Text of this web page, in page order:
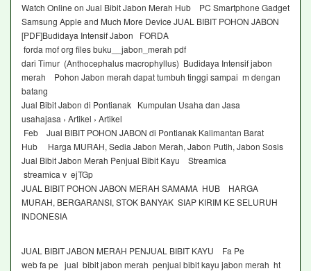
Watch Online on Jual Bibit Jabon Merah Hub PC Smartphone Gadget
Samsung Apple and Much More Device JUAL BIBIT POHON JABON
[PDF]Budidaya Intensif Jabon FORDA
forda mof org files buku__jabon_merah pdf
dari Timur (Anthocephalus macrophyllus) Budidaya Intensif jabon
merah Pohon Jabon merah dapat tumbuh tinggi sampai m dengan
batang
Jual Bibit Jabon di Pontianak Kumpulan Usaha dan Jasa
usahajasa › Artikel › Artikel
Feb Jual BIBIT POHON JABON di Pontianak Kalimantan Barat
Hub Harga MURAH, Sedia Jabon Merah, Jabon Putih, Jabon Sosis
Jual Bibit Jabon Merah Penjual Bibit Kayu Streamica
streamica v ejTGp
JUAL BIBIT POHON JABON MERAH SAMAMA HUB HARGA
MURAH, BERGARANSI, STOK BANYAK SIAP KIRIM KE SELURUH
INDONESIA
JUAL BIBIT JABON MERAH PENJUAL BIBIT KAYU Fa Pe
web fa pe jual bibit jabon merah penjual bibit kayu jabon merah ht